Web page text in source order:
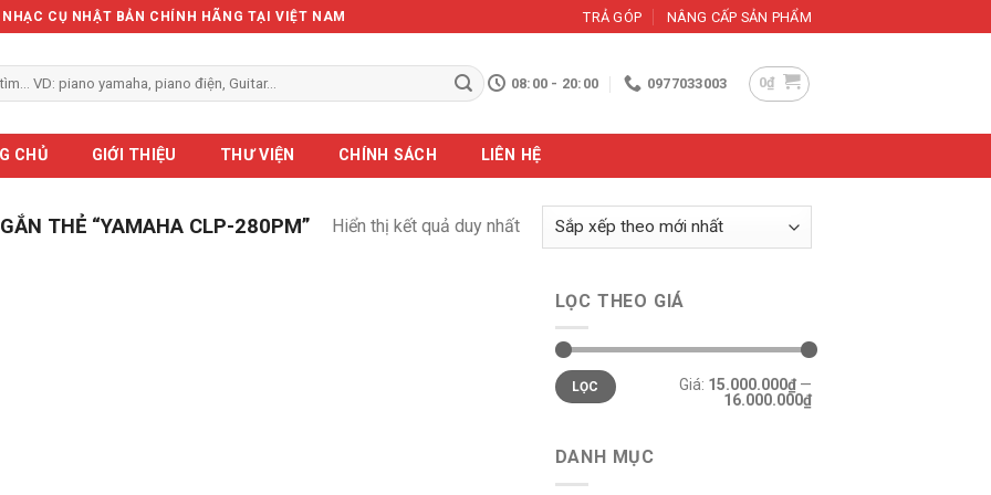
CỤ NHẬT BẢN CHÍNH HÃNG TẠI VIỆT NAM TRẢ GÓP NÂNG CẤP SẢN PHẨM
08:00 - 20:00 0977033003 0₫
CHỦ GIỚI THIỆU THƯ VIỆN CHÍNH SÁCH LIÊN HỆ
THẺ “YAMAHA CLP-280PM” Hiển thị kết quả duy nhất
LỌC THEO GIÁ
Giá
tối
thiểu
Giá
tối
đa
LỌC Giá: 15.000.000₫ —
16.000.000₫
DANH MỤC